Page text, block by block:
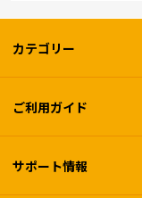
カテゴリー
ご利用ガイド
サポート情報